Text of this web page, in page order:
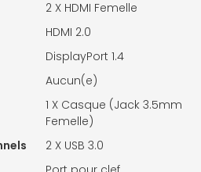
2 X HDMI Femelle
HDMI 2.0
DisplayPort 1.4
Aucun(e)
1 X Casque (Jack 3.5mm
Femelle)
2 X USB 3.0